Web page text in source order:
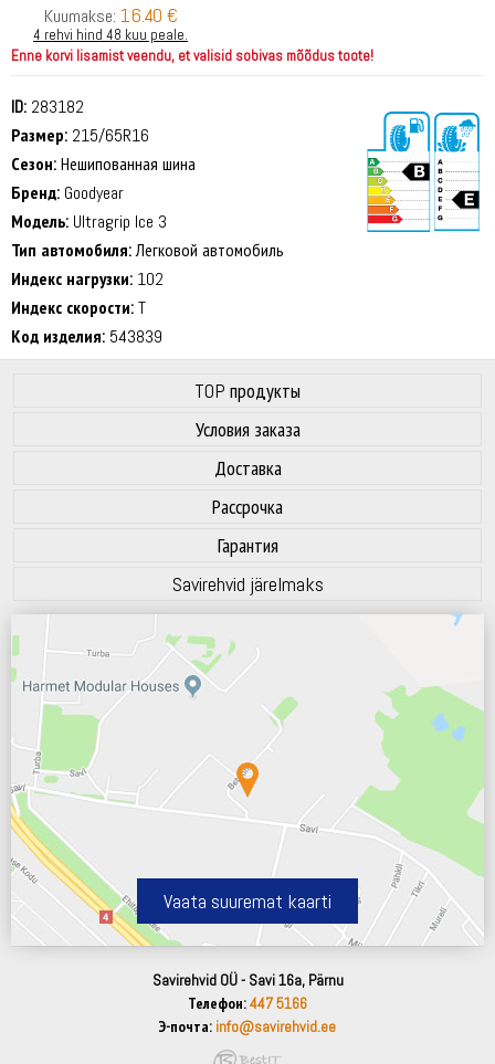
Kuumakse: 16.40 €
4 rehvi hind 48 kuu peale.
Enne korvi lisamist veendu, et valisid sobivas mõõdus toote!
ID: 283182
Размер: 215/65R16
Сезон:Нешипованная шина
Бренд: Goodyear
Модель: Ultragrip Ice 3
Тип автомобиля:Легковой автомобиль
Индекс нагрузки: 102
Индекс скорости:T
Код изделия: 543839
TOP продукты
Условия заказа
Доставка
Рассрочка
Гарантия
Savirehvid järelmaks
Vaata suuremat kaarti
Savirehvid OÜ - Savi 16a, Pärnu
Телефон:447 5166
Э-почта: info@savirehvid.ee